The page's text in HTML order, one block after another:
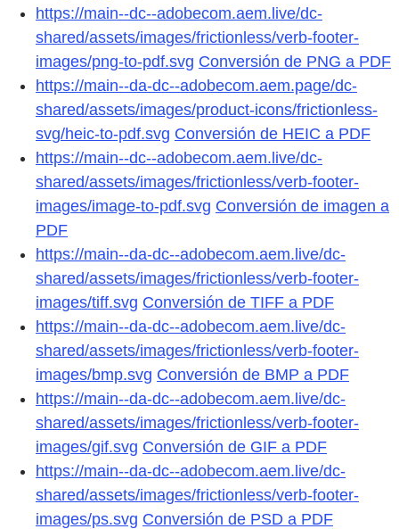
https://main--dc--adobecom.aem.live/dc-
shared/assets/images/frictionless/verb-footer-
images/png-to-pdf.svg Conversión de PNG a PDF
https://main--da-dc--adobecom.aem.page/dc-
shared/assets/images/product-icons/frictionless-
svg/heic-to-pdf.svg Conversión de HEIC a PDF
https://main--dc--adobecom.aem.live/dc-
shared/assets/images/frictionless/verb-footer-
images/image-to-pdf.svg Conversión de imagen a
PDF
https://main--da-dc--adobecom.aem.live/dc-
shared/assets/images/frictionless/verb-footer-
images/tiff.svg Conversión de TIFF a PDF
https://main--da-dc--adobecom.aem.live/dc-
shared/assets/images/frictionless/verb-footer-
images/bmp.svg Conversión de BMP a PDF
https://main--da-dc--adobecom.aem.live/dc-
shared/assets/images/frictionless/verb-footer-
images/gif.svg Conversión de GIF a PDF
https://main--da-dc--adobecom.aem.live/dc-
shared/assets/images/frictionless/verb-footer-
images/ps.svg Conversión de PSD a PDF